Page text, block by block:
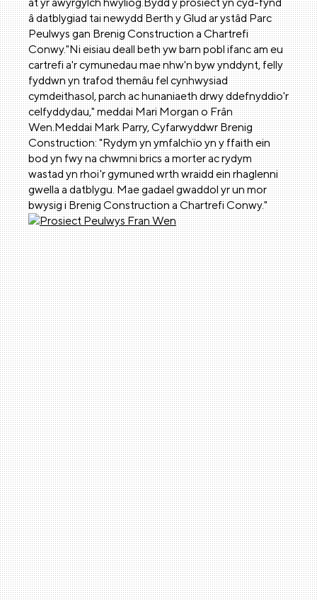
â datblygiad tai newydd Berth y Glud ar ystâd Parc
Peulwys gan Brenig Construction a Chartrefi
Conwy."Ni eisiau deall beth yw barn pobl ifanc am eu
cartrefi a'r cymunedau mae nhw'n byw ynddynt, felly
fyddwn yn trafod themâu fel cynhwysiad
cymdeithasol, parch ac hunaniaeth drwy ddefnyddio'r
celfyddydau," meddai Mari Morgan o Frân
Wen.Meddai Mark Parry, Cyfarwyddwr Brenig
Construction: "Rydym yn ymfalchïo yn y ffaith ein
bod yn fwy na chwmni brics a morter ac rydym
wastad yn rhoi'r gymuned wrth wraidd ein rhaglenni
gwella a datblygu. Mae gadael gwaddol yr un mor
bwysig i Brenig Construction a Chartrefi Conwy."